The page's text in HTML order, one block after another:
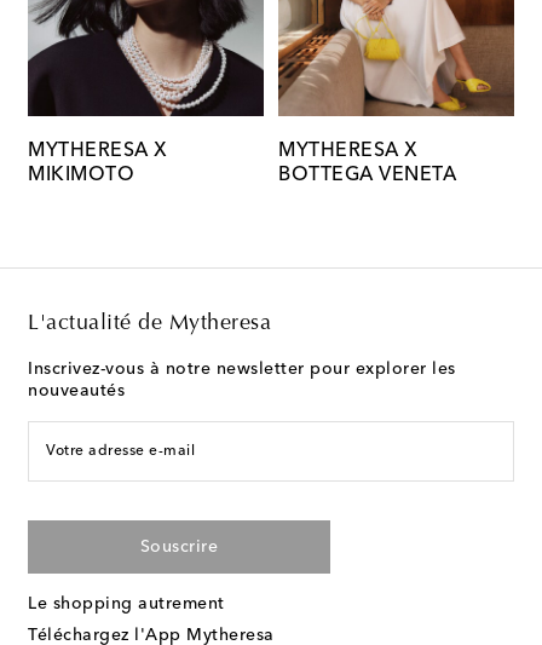
MYTHERESA X
MIKIMOTO
MYTHERESA X
BOTTEGA VENETA
L'actualité de Mytheresa
Inscrivez-vous à notre newsletter pour explorer les
nouveautés
Votre adresse e-mail
Souscrire
Le shopping autrement
Téléchargez l'App Mytheresa